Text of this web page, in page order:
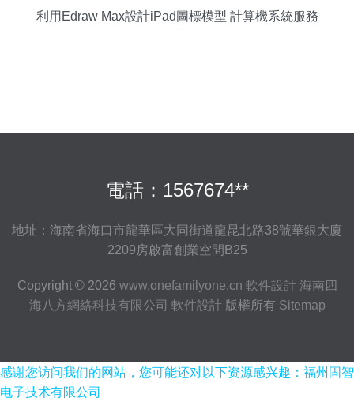
利用Edraw Max設計iPad圖標模型 計算機系統服務
電話：1567674**
地址：海南省海口市龍華區大同街道龍昆北路38號華銀大廈
2209房啟富創業空間B25
Copyright © 2026 www.onefamilyone.cn 軟件設計 海南四
海八方網絡科技有限公司 軟件設計版權所有 Sitemap
感谢您访问我们的网站，您可能还对以下资源感兴趣：福州固智
电子技术有限公司